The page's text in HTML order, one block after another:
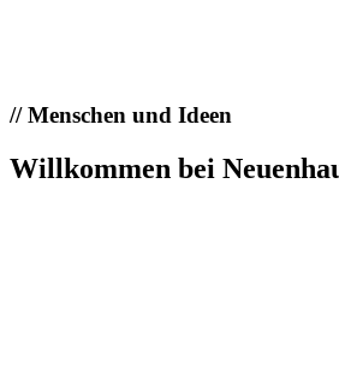
//Menschen und Ideen
Willkommen bei